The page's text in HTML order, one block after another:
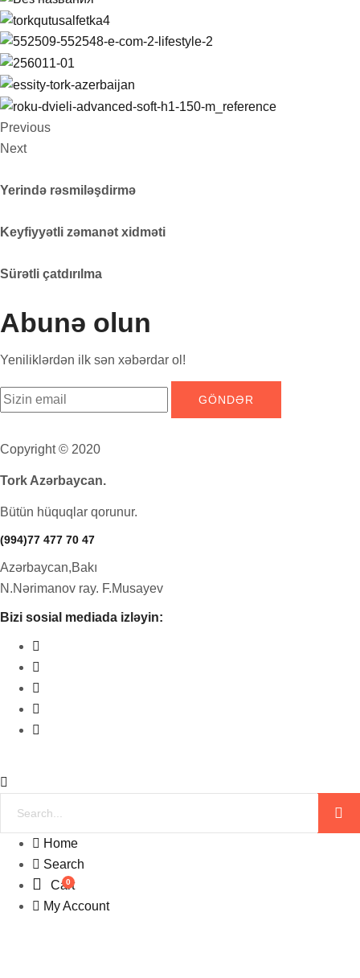
Previous
Next
Yerində rəsmiləşdirmə
Keyfiyyətli zəmanət xidməti
Sürətli çatdırılma
Abunə olun
Yeniliklərdən ilk sən xəbərdar ol!
Copyright © 2020
Tork Azərbaycan.
Bütün hüquqlar qorunur.
(994)77 477 70 47
Azərbaycan,Bakı
N.Nərimanov ray. F.Musayev
Bizi sosial mediada izləyin:
Home
Search
0
Cart
My Account